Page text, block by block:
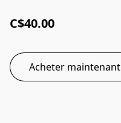
C$40.00
Acheter maintenant